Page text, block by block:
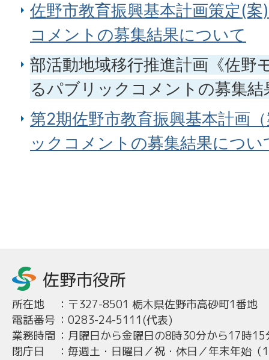
佐野市教育振興基本計画策定(
コメントの募集結果について
部活動地域移行推進計画《佐野
るパブリックコメントの募集
第2期佐野市教育振興基本計画
ックコメントの募集結果につい
所在地 ： 〒327-8501 栃木県佐野市高砂町1番地
電話番号 ： 0283-24-5111(代表)
業務時間 ： 月曜日から金曜日の8時30分から17時15
閉庁日
： 毎週土・日曜日／祝・休日／年末年始